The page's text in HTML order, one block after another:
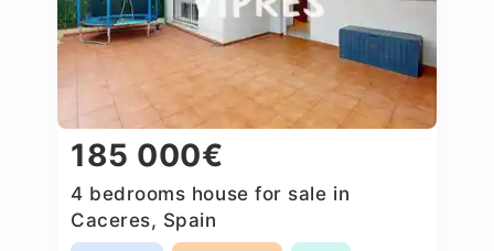
185 000€
4 bedrooms house for sale in
Caceres‎, Spain